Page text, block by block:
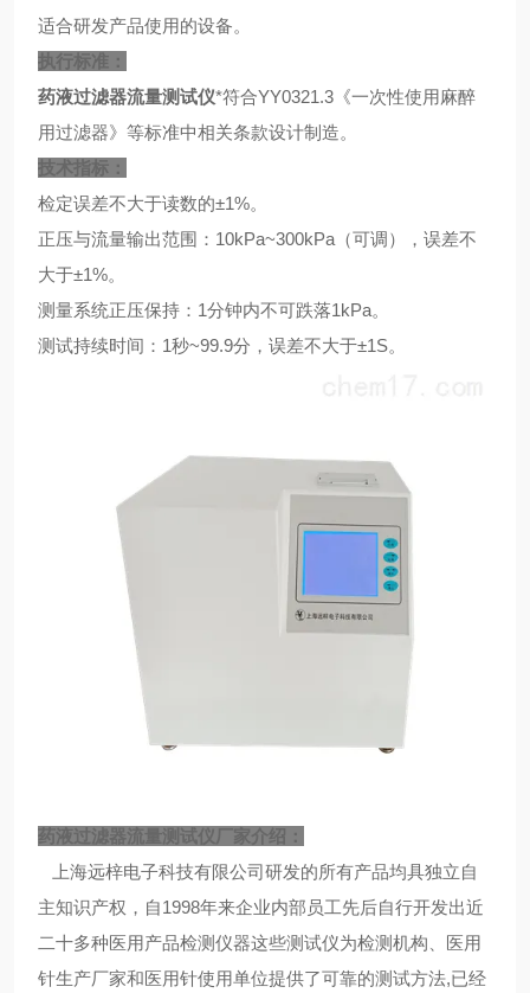
适合研发产品使用的设备。
执行标准：
药液过滤器流量测试仪*符合YY0321.3《一次性使用麻醉
用过滤器》等标准中相关条款设计制造。
技术指标：
检定误差不大于读数的±1%。
正压与流量输出范围：10kPa~300kPa（可调），误差不
大于±1%。
测量系统正压保持：1分钟内不可跌落1kPa。
测试持续时间：1秒~99.9分，误差不大于±1S。
药液过滤器流量测试仪 厂家介绍：
上海远梓电子科技有限公司研发的所有产品均具独立自
主知识产权，自1998年来企业内部员工先后自行开发出近
二十多种医用产品检测仪器这些测试仪为检测机构、医用
针生产厂家和医用针使用单位提供了可靠的测试方法,已经